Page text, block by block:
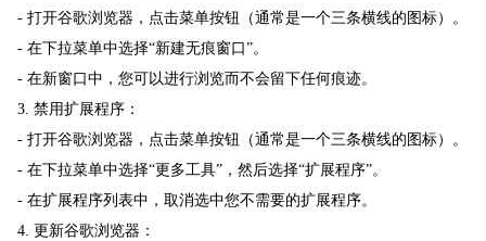
- 打开谷歌浏览器，点击菜单按钮（通常是一个三条横线的图标）。
- 在下拉菜单中选择“新建无痕窗口”。
- 在新窗口中，您可以进行浏览而不会留下任何痕迹。
3. 禁用扩展程序：
- 打开谷歌浏览器，点击菜单按钮（通常是一个三条横线的图标）。
- 在下拉菜单中选择“更多工具”，然后选择“扩展程序”。
- 在扩展程序列表中，取消选中您不需要的扩展程序。
4. 更新谷歌浏览器：